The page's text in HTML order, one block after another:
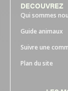
DECOUVREZ
Qui sommes
Guide animaux
Suivre une
Plan du site